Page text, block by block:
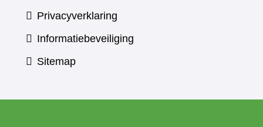
Privacyverklaring
Informatiebeveiliging
Sitemap